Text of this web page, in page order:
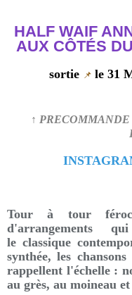
HALF WAIF
AUX CÔTÉS
sortie 📌 le 31
↑
Tour à tour
d'arrangements
le classique
synthée, les
rappellent l'échelle :
au grès, au moineau